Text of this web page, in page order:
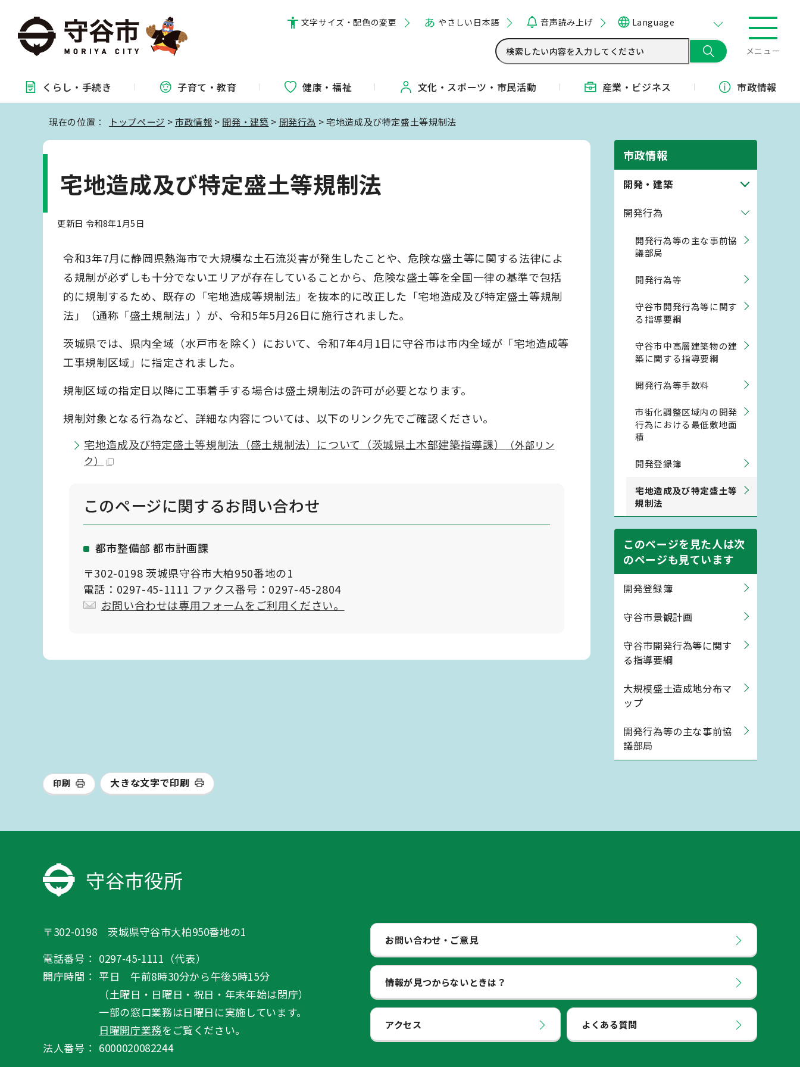
文字サイズ・配色の変更 やさしい日本語 音声読み上げ Language
メニュー
くらし・ 手続き 子育て・教育 健康・福祉 文化・ スポーツ・ 市民活動 産業・ ビジネス 市政情報
現在の位置： トップページ >市政情報 > 開発・建築 > 開発行為 > 宅地造成及び特定盛土等規制法
宅地造成及び特定盛土等規制法
更新日 令和8年1月5日
令和3年7月に静岡県熱海市で大規模な土石流災害が発生したことや、危険な盛土等に関する法律によ
る規制が必ずしも十分でないエリアが存在していることから、危険な盛土等を全国一律の基準で包括
的に規制するため、既存の「宅地造成等規制法」を抜本的に改正した「宅地造成及び特定盛土等規制
法」（通称「盛土規制法」）が、令和5年5月26日に施行されました。
茨城県では、県内全域（水戸市を除く）において、令和7年4月1日に守谷市は市内全域が「宅地造成等
工事規制区域」に指定されました。
規制区域の指定日以降に工事着手する場合は盛土規制法の許可が必要となります。
規制対象となる行為など、詳細な内容については、以下のリンク先でご確認ください。
宅地造成及び特定盛土等規制法（盛土規制法）について（茨城県土木部建築指導課）
（外部リン
ク）
このページに関するお問い合わせ
都市整備部 都市計画課
〒302-0198 茨城県守谷市大柏950番地の1
電話：0297-45-1111 ファクス番号：0297-45-2804
お問い合わせは専用フォームをご利用ください。
市政情報
開発・建築
開発行為
開発行為等の主な事前協
議部局
開発行為等
守谷市開発行為等に関す
る指導要綱
守谷市中高層建築物の建
築に関する指導要綱
開発行為等手数料
市街化調整区域内の開発
行為における最低敷地面
積
開発登録簿
宅地造成及び特定盛土等
規制法
このページを見た人は次
のページも見ています
開発登録簿
守谷市景観計画
守谷市開発行為等に関す
る指導要綱
大規模盛土造成地分布マ
ップ
開発行為等の主な事前協
議部局
印刷 大きな文字で印刷
守谷市役所
〒302-0198 茨城県守谷市大柏950番地の1
電話番号： 0297-45-1111（代表）
開庁時間： 平日 午前8時30分から午後5時15分
（土曜日・日曜日・祝日・年末年始は閉庁）
一部の窓口業務は日曜日に実施しています。
日曜開庁業務をご覧ください。
法人番号： 6000020082244
お問い合わせ・ご意見
情報が見つからないときは？
アクセス よくある質問